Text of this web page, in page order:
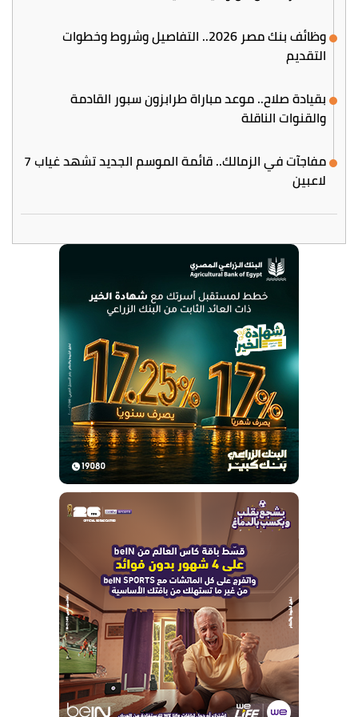
وظائف بنك مصر 2026.. التفاصيل وشروط وخطوات
التقديم
بقيادة صلاح.. موعد مباراة طرابزون سبور القادمة
والقنوات الناقلة
مفاجآت في الزمالك.. قائمة الموسم الجديد تشهد غياب 7
لاعبين